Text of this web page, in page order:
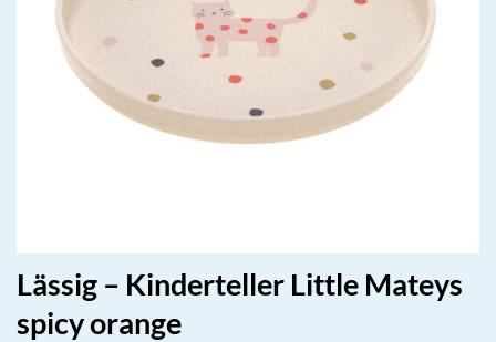
Lässig – Kinderteller Little Mateys
spicy orange